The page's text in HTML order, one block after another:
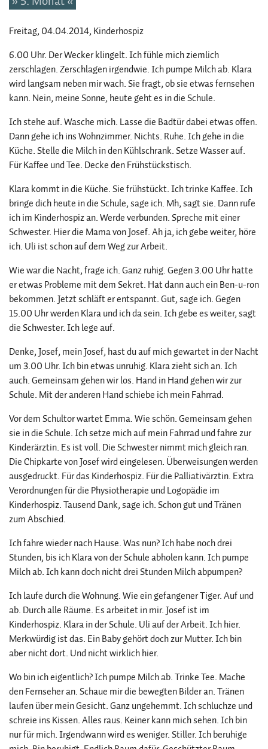
Freitag, 04.04.2014, Kinderhospiz
6.00 Uhr. Der Wecker klingelt. Ich fühle mich ziemlich
zerschlagen. Zerschlagen irgendwie. Ich pumpe Milch ab. Klara
wird langsam neben mir wach. Sie fragt, ob sie etwas fernsehen
kann. Nein, meine Sonne, heute geht es in die Schule.
Ich stehe auf. Wasche mich. Lasse die Badtür dabei etwas offen.
Dann gehe ich ins Wohnzimmer. Nichts. Ruhe. Ich gehe in die
Küche. Stelle die Milch in den Kühlschrank. Setze Wasser auf.
Für Kaffee und Tee. Decke den Frühstückstisch.
Klara kommt in die Küche. Sie frühstückt. Ich trinke Kaffee. Ich
bringe dich heute in die Schule, sage ich. Mh, sagt sie. Dann rufe
ich im Kinderhospiz an. Werde verbunden. Spreche mit einer
Schwester. Hier die Mama von Josef. Ah ja, ich gebe weiter, höre
ich. Uli ist schon auf dem Weg zur Arbeit.
Wie war die Nacht, frage ich. Ganz ruhig. Gegen 3.00 Uhr hatte
er etwas Probleme mit dem Sekret. Hat dann auch ein Ben-u-ron
bekommen. Jetzt schläft er entspannt. Gut, sage ich. Gegen
15.00 Uhr werden Klara und ich da sein. Ich gebe es weiter, sagt
die Schwester. Ich lege auf.
Denke, Josef, mein Josef, hast du auf mich gewartet in der Nacht
um 3.00 Uhr. Ich bin etwas unruhig. Klara zieht sich an. Ich
auch. Gemeinsam gehen wir los. Hand in Hand gehen wir zur
Schule. Mit der anderen Hand schiebe ich mein Fahrrad.
Vor dem Schultor wartet Emma. Wie schön. Gemeinsam gehen
sie in die Schule. Ich setze mich auf mein Fahrrad und fahre zur
Kinderärztin. Es ist voll. Die Schwester nimmt mich gleich ran.
Die Chipkarte von Josef wird eingelesen. Überweisungen werden
ausgedruckt. Für das Kinderhospiz. Für die Palliativärztin. Extra
Verordnungen für die Physiotherapie und Logopädie im
Kinderhospiz. Tausend Dank, sage ich. Schon gut und Tränen
zum Abschied.
Ich fahre wieder nach Hause. Was nun? Ich habe noch drei
Stunden, bis ich Klara von der Schule abholen kann. Ich pumpe
Milch ab. Ich kann doch nicht drei Stunden Milch abpumpen?
Ich laufe durch die Wohnung. Wie ein gefangener Tiger. Auf und
ab. Durch alle Räume. Es arbeitet in mir. Josef ist im
Kinderhospiz. Klara in der Schule. Uli auf der Arbeit. Ich hier.
Merkwürdig ist das. Ein Baby gehört doch zur Mutter. Ich bin
aber nicht dort. Und nicht wirklich hier.
Wo bin ich eigentlich? Ich pumpe Milch ab. Trinke Tee. Mache
den Fernseher an. Schaue mir die bewegten Bilder an. Tränen
laufen über mein Gesicht. Ganz ungehemmt. Ich schluchze und
schreie ins Kissen. Alles raus. Keiner kann mich sehen. Ich bin
nur für mich. Irgendwann wird es weniger. Stiller. Ich beruhige